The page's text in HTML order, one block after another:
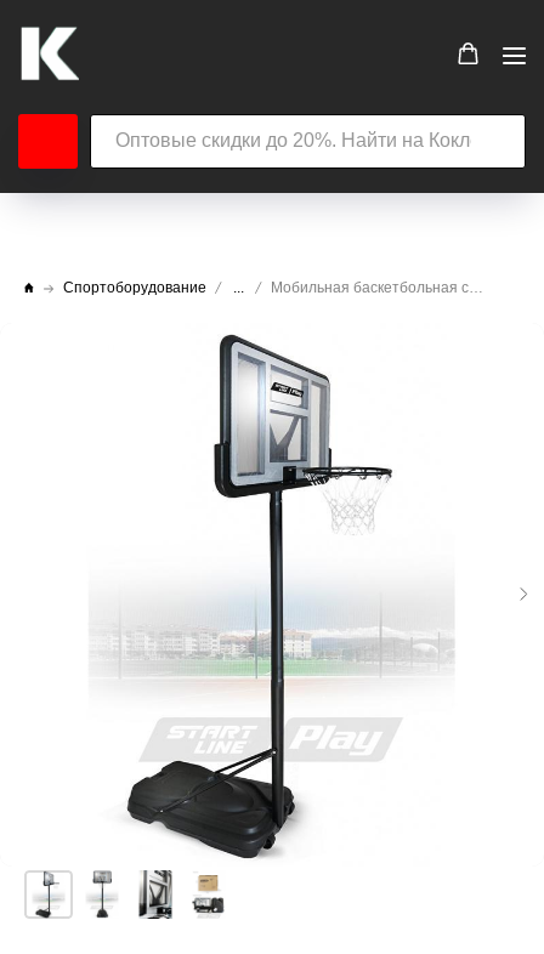
Спортоборудование ... Мобильная баскетбольная стойка СТ SLP Standard-020 высота стойки от 230 до 305 см, размер щита 110 х 75 см